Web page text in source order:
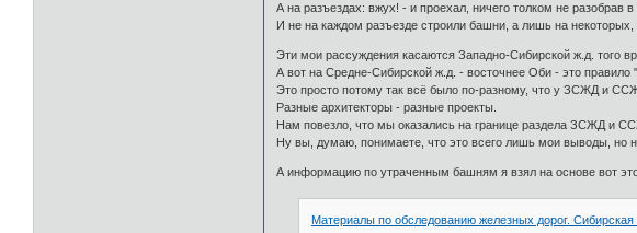
А на разъездах: вжух! - и проехал, ничего толком не разобрав
И не на каждом разъезде строили башни, а лишь на некоторых,
Эти мои рассуждения касаются Западно-Сибирской ж.д. того
А вот на Средне-Сибирской ж.д. - восточнее Оби - это
Это просто потому так всё было по-разному, что у ЗСЖД и
Разные архитекторы - разные проекты.
Нам повезло, что мы оказались на границе раздела ЗСЖД и
Ну вы, думаю, понимаете, что это всего лишь мои выводы, но
А информацию по утраченным башням я взял на основе вот
Материалы по обследованию железных дорог. Сибирская